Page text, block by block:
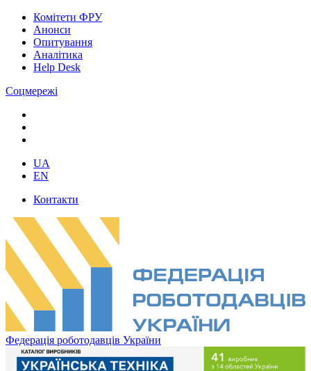
Комітети ФРУ
Анонси
Опитування
Аналітика
Help Desk
Соцмережі
UA
EN
Контакти
Федерація роботодавців України